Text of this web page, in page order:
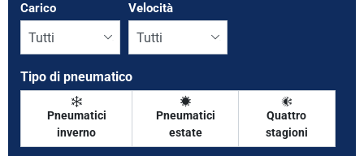
Carico Velocità
Tipo di pneumatico
Pneumatici
inverno
Pneumatici
estate
Quattro
stagioni